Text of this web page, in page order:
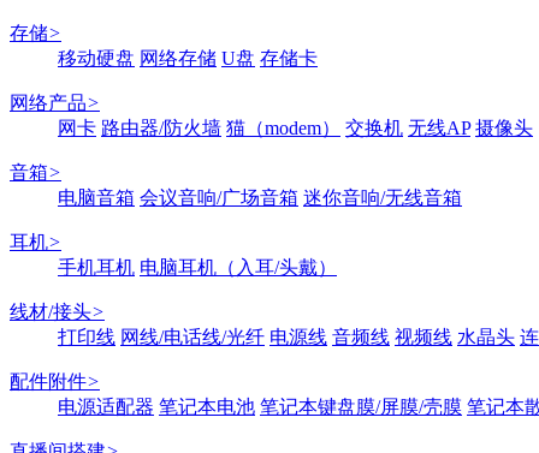
存储>
移动硬盘 网络存储 U盘 存储卡
网络产品>
网卡 路由器/防火墙 猫（modem） 交换机 无线AP 摄像头
音箱>
电脑音箱 会议音响/广场音箱 迷你音响/无线音箱
耳机>
手机耳机 电脑耳机（入耳/头戴）
线材/接头>
打印线 网线/电话线/光纤 电源线 音频线 视频线 水晶头
配件附件>
电源适配器 笔记本电池 笔记本键盘膜/屏膜/壳膜 笔记本